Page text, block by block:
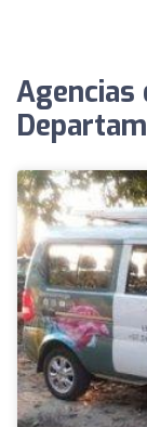
Agencias